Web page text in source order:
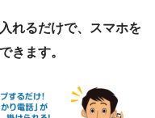
れるだけで、スマホを
きます。